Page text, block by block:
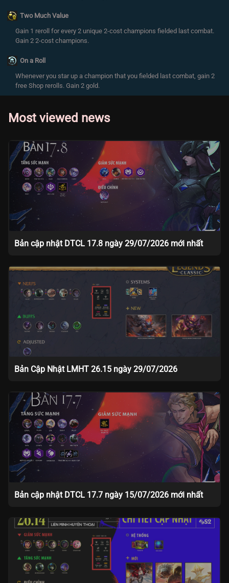
Two Much Value
Gain 1 reroll for every 2 unique 2-cost champions fielded last combat.
Gain 2 2-cost champions.
On a Roll
Whenever you star up a champion that you fielded last combat, gain 2
free Shop rerolls. Gain 2 gold.
Most viewed news
Bản cập nhật DTCL 17.8 ngày 29/07/2026 mới nhất
Bản Cập Nhật LMHT 26.15 ngày 29/07/2026
Bản cập nhật DTCL 17.7 ngày 15/07/2026 mới nhất